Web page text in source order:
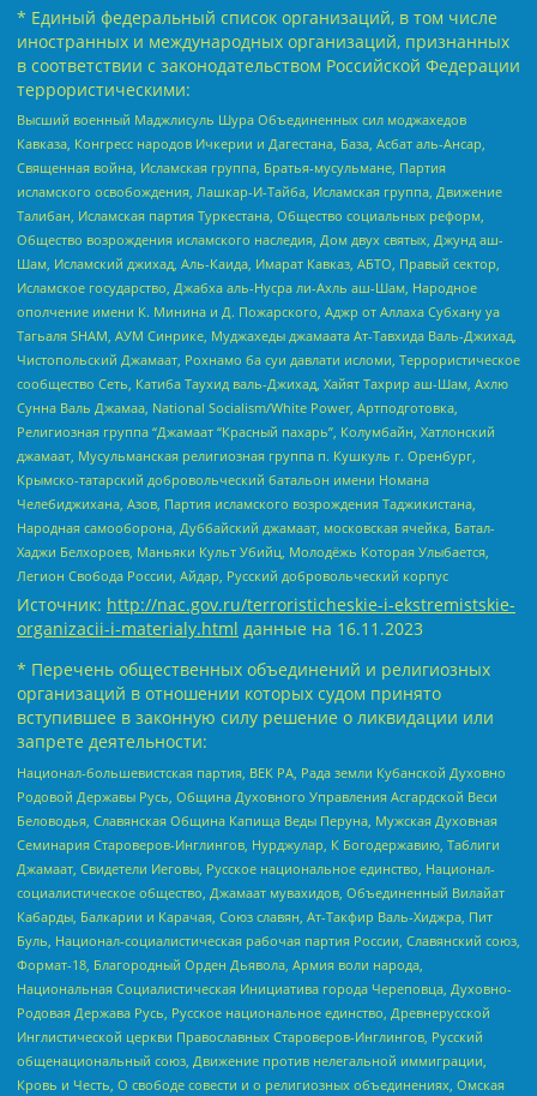
* Единый федеральный список организаций, в том числе
иностранных и международных организаций, признанных
в соответствии с законодательством Российской Федерации
террористическими:
Высший военный Маджлисуль Шура Объединенных сил моджахедов
Кавказа, Конгресс народов Ичкерии и Дагестана, База, Асбат аль-Ансар,
Священная война, Исламская группа, Братья-мусульмане, Партия
исламского освобождения, Лашкар-И-Тайба, Исламская группа, Движение
Талибан, Исламская партия Туркестана, Общество социальных реформ,
Общество возрождения исламского наследия, Дом двух святых, Джунд аш-
Шам, Исламский джихад, Аль-Каида, Имарат Кавказ, АБТО, Правый сектор,
Исламское государство, Джабха аль-Нусра ли-Ахль аш-Шам, Народное
ополчение имени К. Минина и Д. Пожарского, Аджр от Аллаха Субхану уа
Тагьаля SHAM, АУМ Синрике, Муджахеды джамаата Ат-Тавхида Валь-Джихад,
Чистопольский Джамаат, Рохнамо ба суи давлати исломи, Террористическое
сообщество Сеть, Катиба Таухид валь-Джихад, Хайят Тахрир аш-Шам, Ахлю
Сунна Валь Джамаа, National Socialism/White Power, Артподготовка,
Религиозная группа “Джамаат “Красный пахарь”, Колумбайн, Хатлонский
джамаат, Мусульманская религиозная группа п. Кушкуль г. Оренбург,
Крымско-татарский добровольческий батальон имени Номана
Челебиджихана, Азов, Партия исламского возрождения Таджикистана,
Народная самооборона, Дуббайский джамаат, московская ячейка, Батал-
Хаджи Белхороев, Маньяки Культ Убийц, Молодёжь Которая Улыбается,
Легион Свобода России, Айдар, Русский добровольческий корпус
Источник: http://nac.gov.ru/terroristicheskie-i-ekstremistskie-
organizacii-i-materialy.html данные на 16.11.2023
* Перечень общественных объединений и религиозных
организаций в отношении которых судом принято
вступившее в законную силу решение о ликвидации или
запрете деятельности:
Национал-большевистская партия, ВЕК РА, Рада земли Кубанской Духовно
Родовой Державы Русь, Община Духовного Управления Асгардской Веси
Беловодья, Славянская Община Капища Веды Перуна, Мужская Духовная
Семинария Староверов-Инглингов, Нурджулар, К Богодержавию, Таблиги
Джамаат, Свидетели Иеговы, Русское национальное единство, Национал-
социалистическое общество, Джамаат мувахидов, Объединенный Вилайат
Кабарды, Балкарии и Карачая, Союз славян, Ат-Такфир Валь-Хиджра, Пит
Буль, Национал-социалистическая рабочая партия России, Славянский союз,
Формат-18, Благородный Орден Дьявола, Армия воли народа,
Национальная Социалистическая Инициатива города Череповца, Духовно-
Родовая Держава Русь, Русское национальное единство, Древнерусской
Инглистической церкви Православных Староверов-Инглингов, Русский
общенациональный союз, Движение против нелегальной иммиграции,
Кровь и Честь, О свободе совести и о религиозных объединениях, Омская